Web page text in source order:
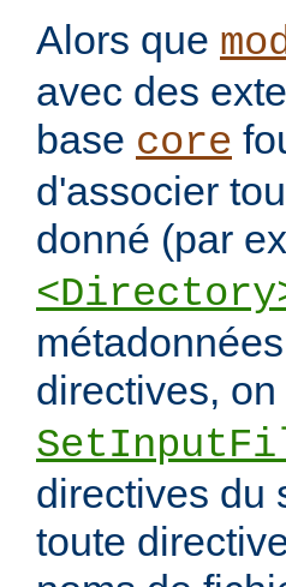
Alors que
avec des
base core
d'associer
donné (par
directives,
directives du
toute